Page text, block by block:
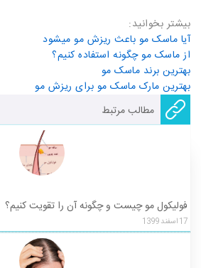
بیشتر بخوانید:
آیا ماسک مو باعث ریزش مو میشود
از ماسک مو چگونه استفاده کنیم؟
بهترین برند ماسک مو
بهترین مارک ماسک مو برای ریزش مو
مطالب مرتبط
فولیکول مو چیست و چگونه آن را تقویت کنیم؟
17اسفند1399